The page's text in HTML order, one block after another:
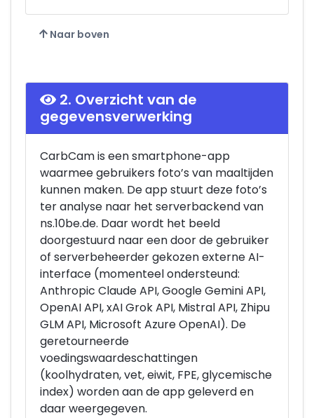
Naar boven
2. Overzicht van de
gegevensverwerking
CarbCam is een smartphone-app
waarmee gebruikers foto’s van maaltijden
kunnen maken. De app stuurt deze foto’s
ter analyse naar het serverbackend van
ns.10be.de. Daar wordt het beeld
doorgestuurd naar een door de gebruiker
of serverbeheerder gekozen externe AI-
interface (momenteel ondersteund:
Anthropic Claude API, Google Gemini API,
OpenAI API, xAI Grok API, Mistral API, Zhipu
GLM API, Microsoft Azure OpenAI). De
geretourneerde
voedingswaardeschattingen
(koolhydraten, vet, eiwit, FPE, glycemische
index) worden aan de app geleverd en
daar weergegeven.